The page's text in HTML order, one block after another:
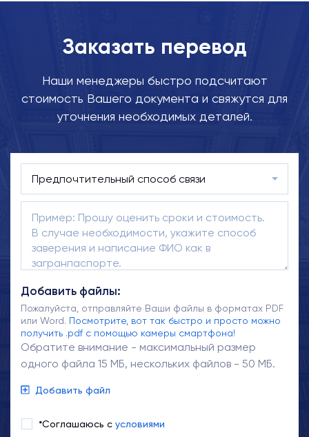
Заказать перевод
Наши менеджеры быстро подсчитают
стоимость Вашего документа и свяжутся для
уточнения необходимых деталей.
Добавить файлы:
Пожалуйста, отправляйте Ваши файлы в форматах PDF
или Word. Посмотрите, вот так быстро и просто можно
получить .pdf с помощью камеры смартфона!
Обратите внимание - максимальный размер
одного файла 15 МБ, нескольких файлов - 50 МБ.
Добавить файл
*Соглашаюсь с условиями